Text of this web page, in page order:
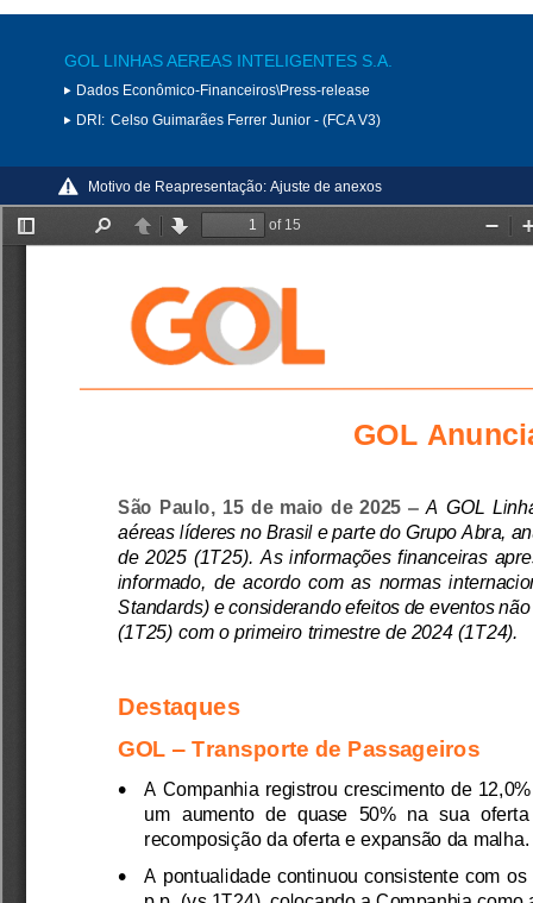
GOL LINHAS AEREAS INTELIGENTES S.A.
Dados Econômico-Financeiros\Press-release
DRI: Celso Guimarães Ferrer Junior - (FCA V3)
Motivo de Reapresentação: Ajuste de anexos